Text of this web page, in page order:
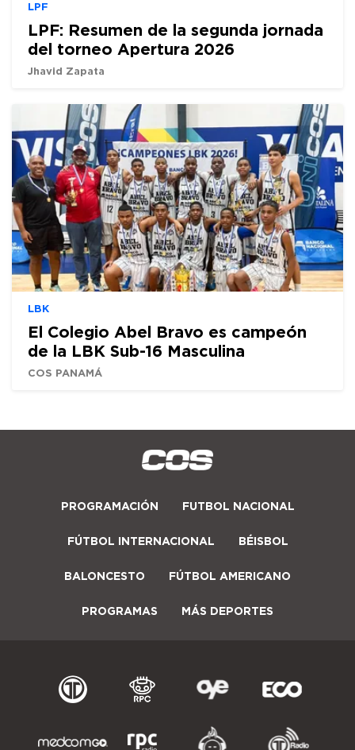
LPF
LPF: Resumen de la segunda jornada
del torneo Apertura 2026
Jhavid Zapata
LBK
El Colegio Abel Bravo es campeón
de la LBK Sub-16 Masculina
COS PANAMÁ
PROGRAMACIÓN FUTBOL NACIONAL
FÚTBOL INTERNACIONAL BÉISBOL
BALONCESTO FÚTBOL AMERICANO
PROGRAMAS MÁS DEPORTES